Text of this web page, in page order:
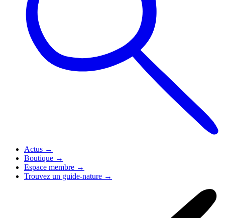
Actus →
Boutique →
Espace membre →
Trouvez un guide-nature →